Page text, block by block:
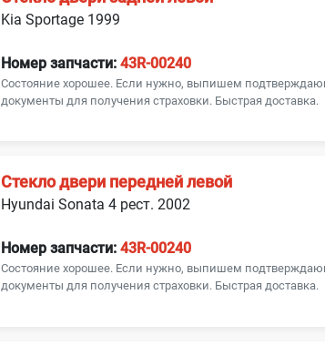
Kia Sportage 1999
Номер запчасти: 43R-00240
Состояние хорошее. Если нужно, выпишем
документы для получения страховки. Быстрая доставка.
Стекло двери передней левой
Hyundai Sonata 4 рест. 2002
Номер запчасти: 43R-00240
Состояние хорошее. Если нужно, выпишем
документы для получения страховки. Быстрая доставка.